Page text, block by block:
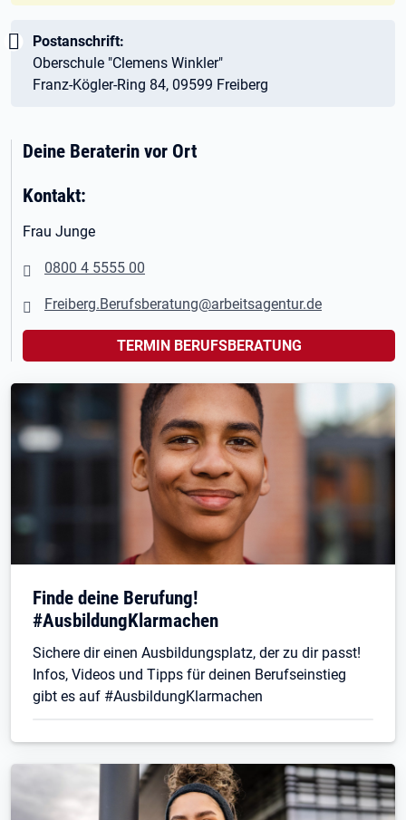
Wichtig:
Postanschrift:
Oberschule "Clemens Winkler"
Franz-Kögler-Ring 84, 09599 Freiberg
Deine Beraterin vor Ort
Kontakt:
Frau Junge
0800 4 5555 00
Freiberg.Berufsberatung@arbeitsagentur.de
TERMIN BERUFSBERATUNG
Finde deine Berufung!
#AusbildungKlarmachen
Sichere dir einen Ausbildungsplatz, der zu dir passt!
Infos, Videos und Tipps für deinen Berufseinstieg
gibt es auf #AusbildungKlarmachen